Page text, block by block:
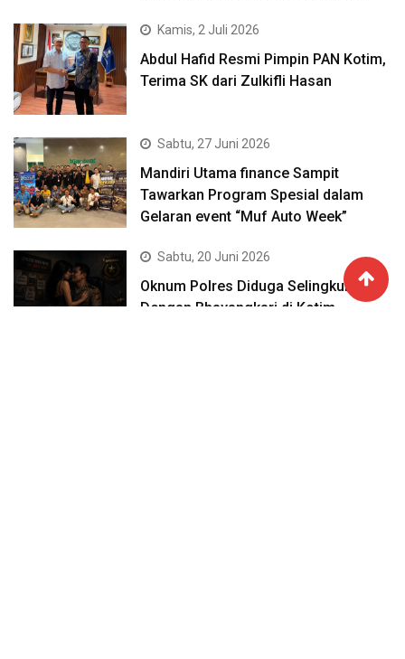
Kamis, 2 Juli 2026
Abdul Hafid Resmi Pimpin PAN Kotim,
Terima SK dari Zulkifli Hasan
Sabtu, 27 Juni 2026
Mandiri Utama finance Sampit
Tawarkan Program Spesial dalam
Gelaran event “Muf Auto Week”
Sabtu, 20 Juni 2026
Oknum Polres Diduga Selingkuh
Dengan Bhayangkari di Kotim